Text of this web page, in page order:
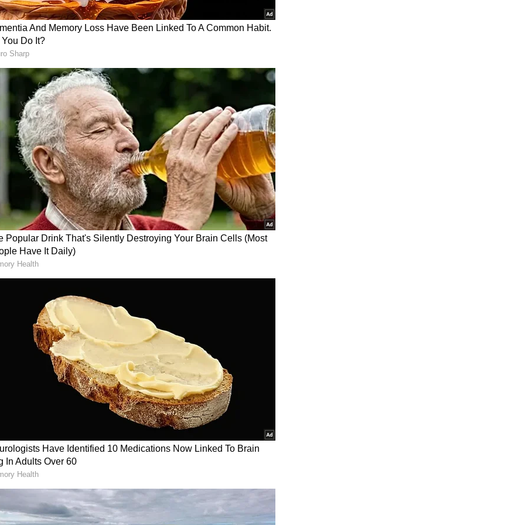
गरजू घटकांचा विचार केला जातो.
जमीन नाही.
(ST) आणि आर्थिकदृष्ट्या दुर्बल घटकांना प्राधान्य.
कंपन्या (FPO).
नाही.